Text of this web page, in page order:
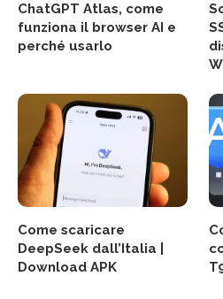
ChatGPT Atlas, come
funziona il browser AI e
perché usarlo
Come scaricare
DeepSeek dall’Italia |
Download APK